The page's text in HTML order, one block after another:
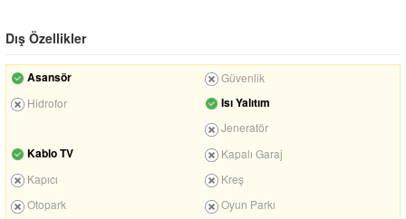
Dış Özellikler
Asansör
Güvenlik
Hidrofor
Isı Yalıtım
Jeneratör
Kablo TV
Kapalı Garaj
Kapıcı
Kreş
Otopark
Oyun Parkı